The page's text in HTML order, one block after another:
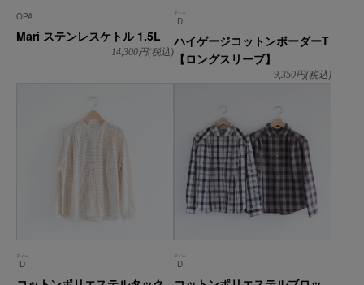
OPA
Mari ステンレスケトル 1.5L
14,300円(税込)
D
ディー
ハイゲージコットンボーダーT
【ロングスリーブ】
9,350円(税込)
D
ディー
D
ディー